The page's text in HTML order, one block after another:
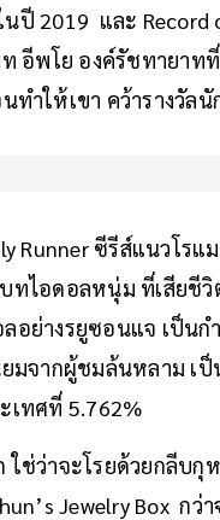
นปี 2019 และ
อีพโย องค์รัชทายา
ทำให้เขา คว้ารางวัล
Runner ซีรีส์แนวโ
ทไอดอลหนุ่ม ที่เสียชี
อย่างรยูซอนแจ เป็นก
ยมจากผู้ชมล้นหลาม
เทศที่ 5.762%
ช่ว่าจะโรยด้วยกลีบกุ
Jewelry Box ก